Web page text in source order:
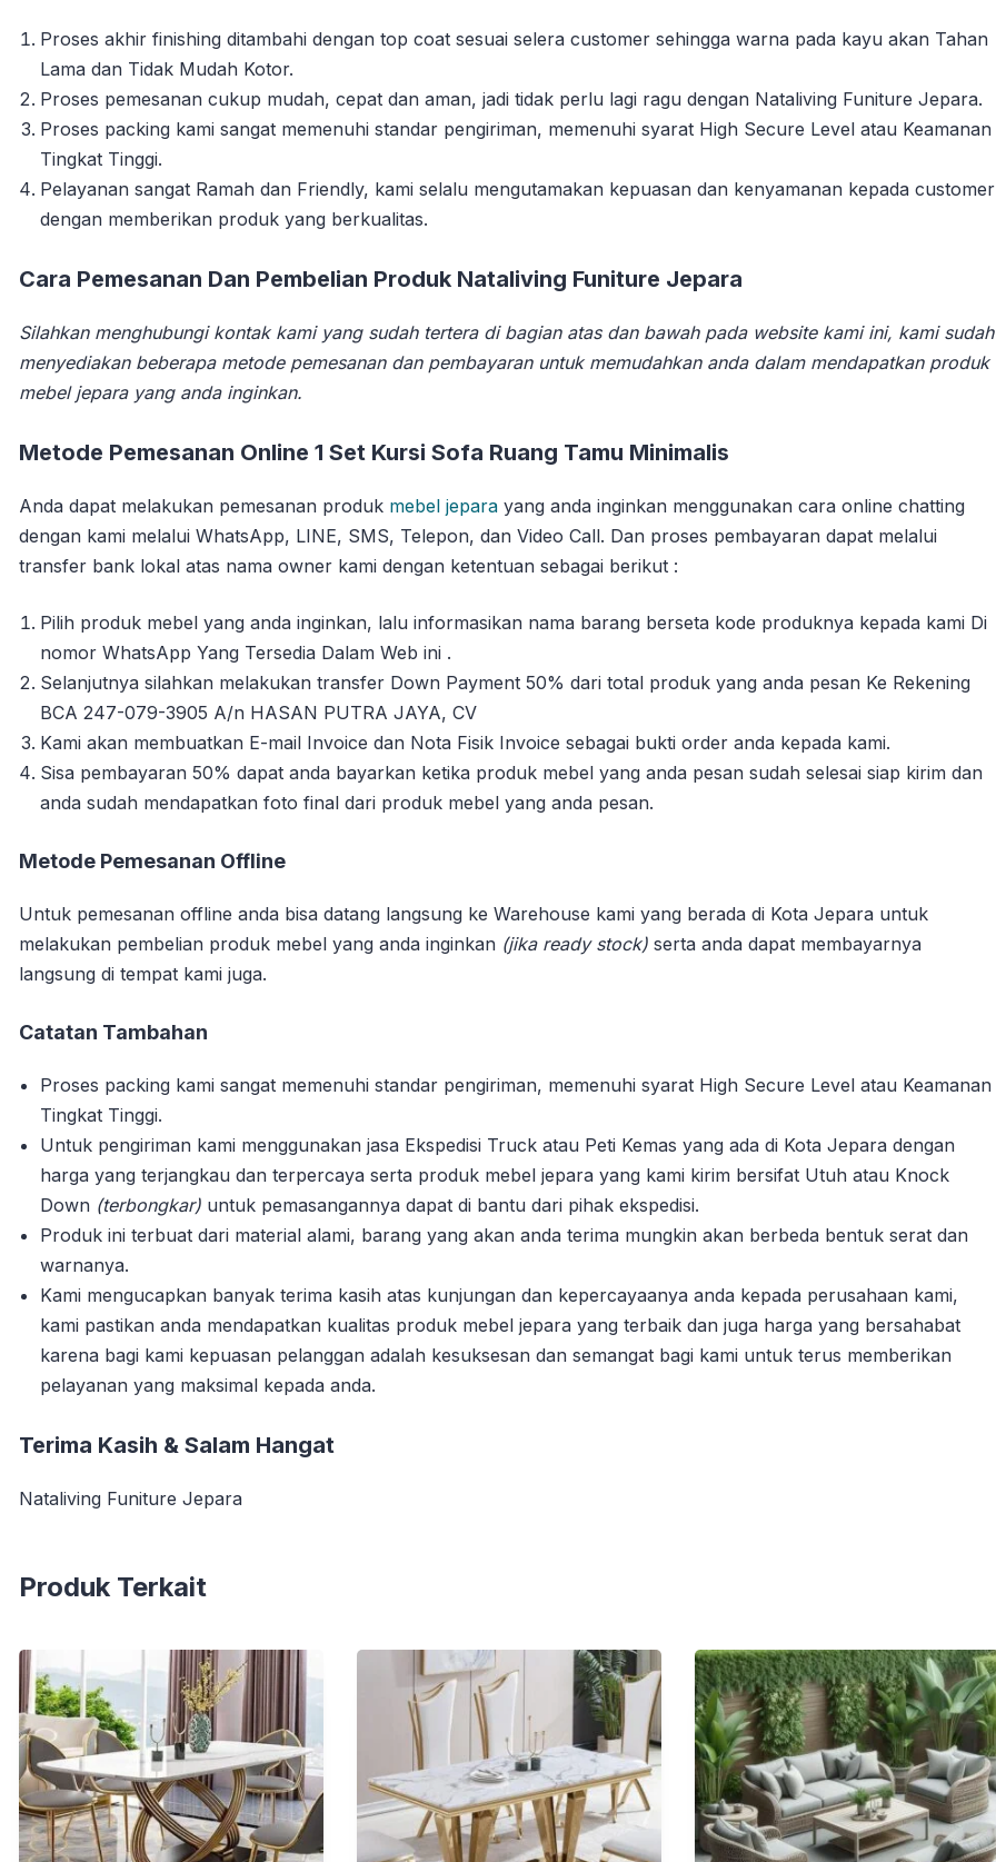
Proses akhir finishing ditambahi dengan top coat sesuai selera customer sehingga warna pada kayu akan Tahan
Lama dan Tidak Mudah Kotor.
Proses pemesanan cukup mudah, cepat dan aman, jadi tidak perlu lagi ragu dengan Nataliving Funiture Jepara.
Proses packing kami sangat memenuhi standar pengiriman, memenuhi syarat High Secure Level atau Keamanan
Tingkat Tinggi.
Pelayanan sangat Ramah dan Friendly, kami selalu mengutamakan kepuasan dan kenyamanan kepada customer
dengan memberikan produk yang berkualitas.
Cara Pemesanan Dan Pembelian Produk Nataliving Funiture Jepara
Silahkan menghubungi kontak kami yang sudah tertera di bagian atas dan bawah pada website kami ini, kami sudah
menyediakan beberapa metode pemesanan dan pembayaran untuk memudahkan anda dalam mendapatkan produk
mebel jepara yang anda inginkan.
Metode Pemesanan Online 1 Set Kursi Sofa Ruang Tamu Minimalis
Anda dapat melakukan pemesanan produk mebel jepara yang anda inginkan menggunakan cara online chatting
dengan kami melalui WhatsApp, LINE, SMS, Telepon, dan Video Call. Dan proses pembayaran dapat melalui
transfer bank lokal atas nama owner kami dengan ketentuan sebagai berikut :
Pilih produk mebel yang anda inginkan, lalu informasikan nama barang berseta kode produknya kepada kami Di
nomor WhatsApp Yang Tersedia Dalam Web ini .
Selanjutnya silahkan melakukan transfer Down Payment 50% dari total produk yang anda pesan Ke Rekening
BCA 247-079-3905 A/n HASAN PUTRA JAYA, CV
Kami akan membuatkan E-mail Invoice dan Nota Fisik Invoice sebagai bukti order anda kepada kami.
Sisa pembayaran 50% dapat anda bayarkan ketika produk mebel yang anda pesan sudah selesai siap kirim dan
anda sudah mendapatkan foto final dari produk mebel yang anda pesan.
Metode Pemesanan Offline
Untuk pemesanan offline anda bisa datang langsung ke Warehouse kami yang berada di Kota Jepara untuk
melakukan pembelian produk mebel yang anda inginkan (jika ready stock) serta anda dapat membayarnya
langsung di tempat kami juga.
Catatan Tambahan
Proses packing kami sangat memenuhi standar pengiriman, memenuhi syarat High Secure Level atau Keamanan
Tingkat Tinggi.
Untuk pengiriman kami menggunakan jasa Ekspedisi Truck atau Peti Kemas yang ada di Kota Jepara dengan
harga yang terjangkau dan terpercaya serta produk mebel jepara yang kami kirim bersifat Utuh atau Knock
Down (terbongkar) untuk pemasangannya dapat di bantu dari pihak ekspedisi.
Produk ini terbuat dari material alami, barang yang akan anda terima mungkin akan berbeda bentuk serat dan
warnanya.
Kami mengucapkan banyak terima kasih atas kunjungan dan kepercayaanya anda kepada perusahaan kami,
kami pastikan anda mendapatkan kualitas produk mebel jepara yang terbaik dan juga harga yang bersahabat
karena bagi kami kepuasan pelanggan adalah kesuksesan dan semangat bagi kami untuk terus memberikan
pelayanan yang maksimal kepada anda.
Terima Kasih & Salam Hangat
Nataliving Funiture Jepara
Produk Terkait